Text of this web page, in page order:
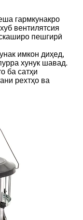
гармкунакро
вентилятсия
пешгирӣ
имкон диҳед,
хунук шавад.
ба сатҳи
рехтҳо ва